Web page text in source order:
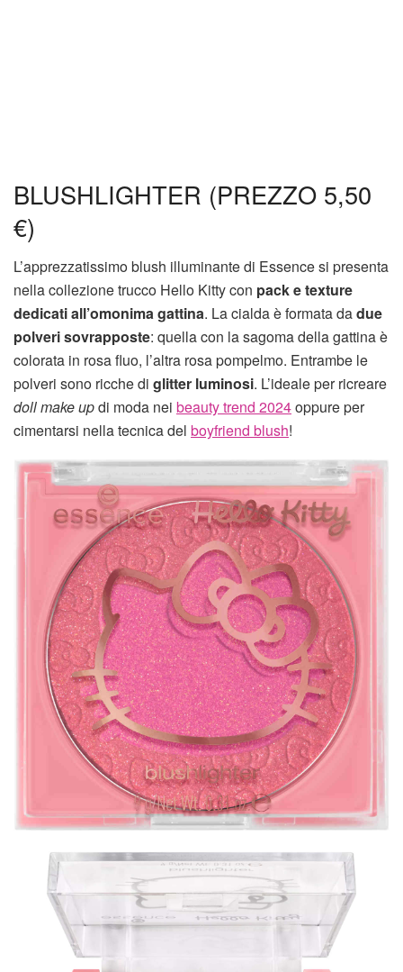
BLUSHLIGHTER (PREZZO 5,50
€)
L’apprezzatissimo blush illuminante di Essence si presenta
nella collezione trucco Hello Kitty con pack e texture
dedicati all’omonima gattina. La cialda è formata dadue
polveri sovrapposte: quella con la sagoma della gattina è
colorata in rosa fluo, l’altra rosa pompelmo. Entrambe le
polveri sono ricche di glitter luminosi. L’ideale per ricreare
doll make updi moda nei beauty trend 2024oppure per
cimentarsi nella tecnica del boyfriend blush!